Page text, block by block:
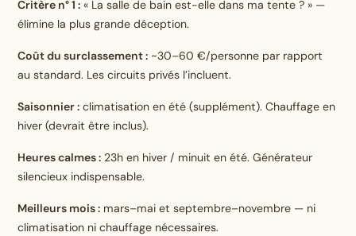
Critère n° 1 : « La salle de bain est-elle dans ma tente ? » —
élimine la plus grande déception.
Coût du surclassement : ~30–60 €/personne par rapport
au standard. Les circuits privés l’incluent.
Saisonnier : climatisation en été (supplément). Chauffage en
hiver (devrait être inclus).
Heures calmes : 23h en hiver / minuit en été. Générateur
silencieux indispensable.
Meilleurs mois : mars–mai et septembre–novembre — ni
climatisation ni chauffage nécessaires.